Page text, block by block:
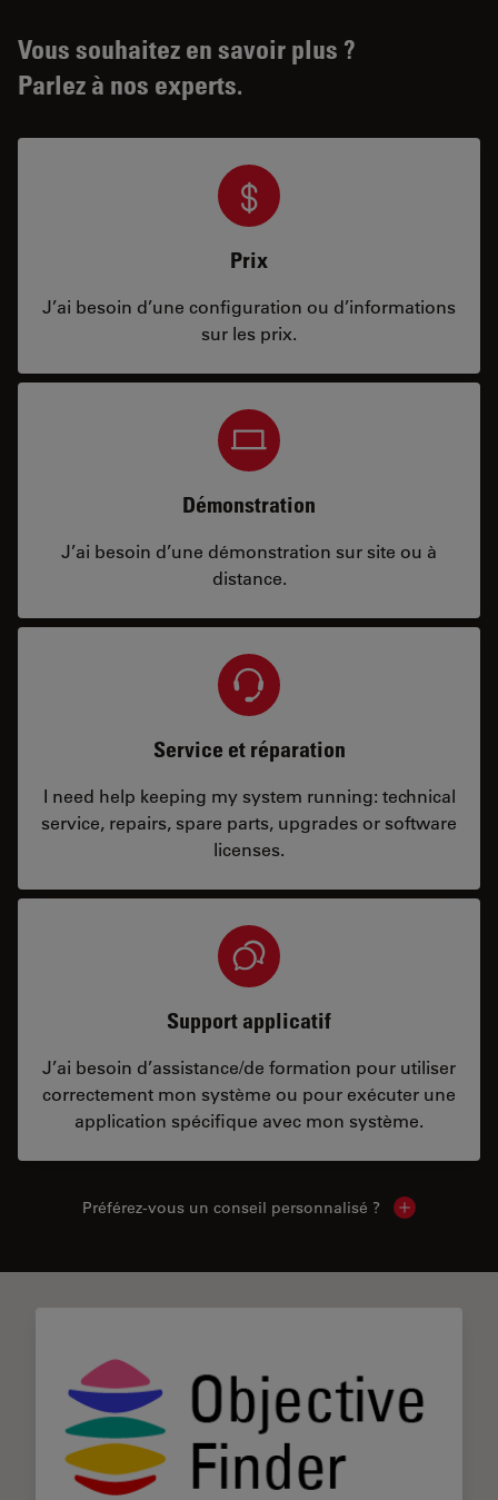
Vous souhaitez en savoir plus ?
Parlez à nos experts.
Prix
J’ai besoin d’une configuration ou d’informations
sur les prix.
Démonstration
J’ai besoin d’une démonstration sur site ou à
distance.
Service et réparation
I need help keeping my system running: technical
service, repairs, spare parts, upgrades or software
licenses.
Support applicatif
J’ai besoin d’assistance/de formation pour utiliser
correctement mon système ou pour exécuter une
application spécifique avec mon système.
Préférez-vous un conseil personnalisé ? Show local